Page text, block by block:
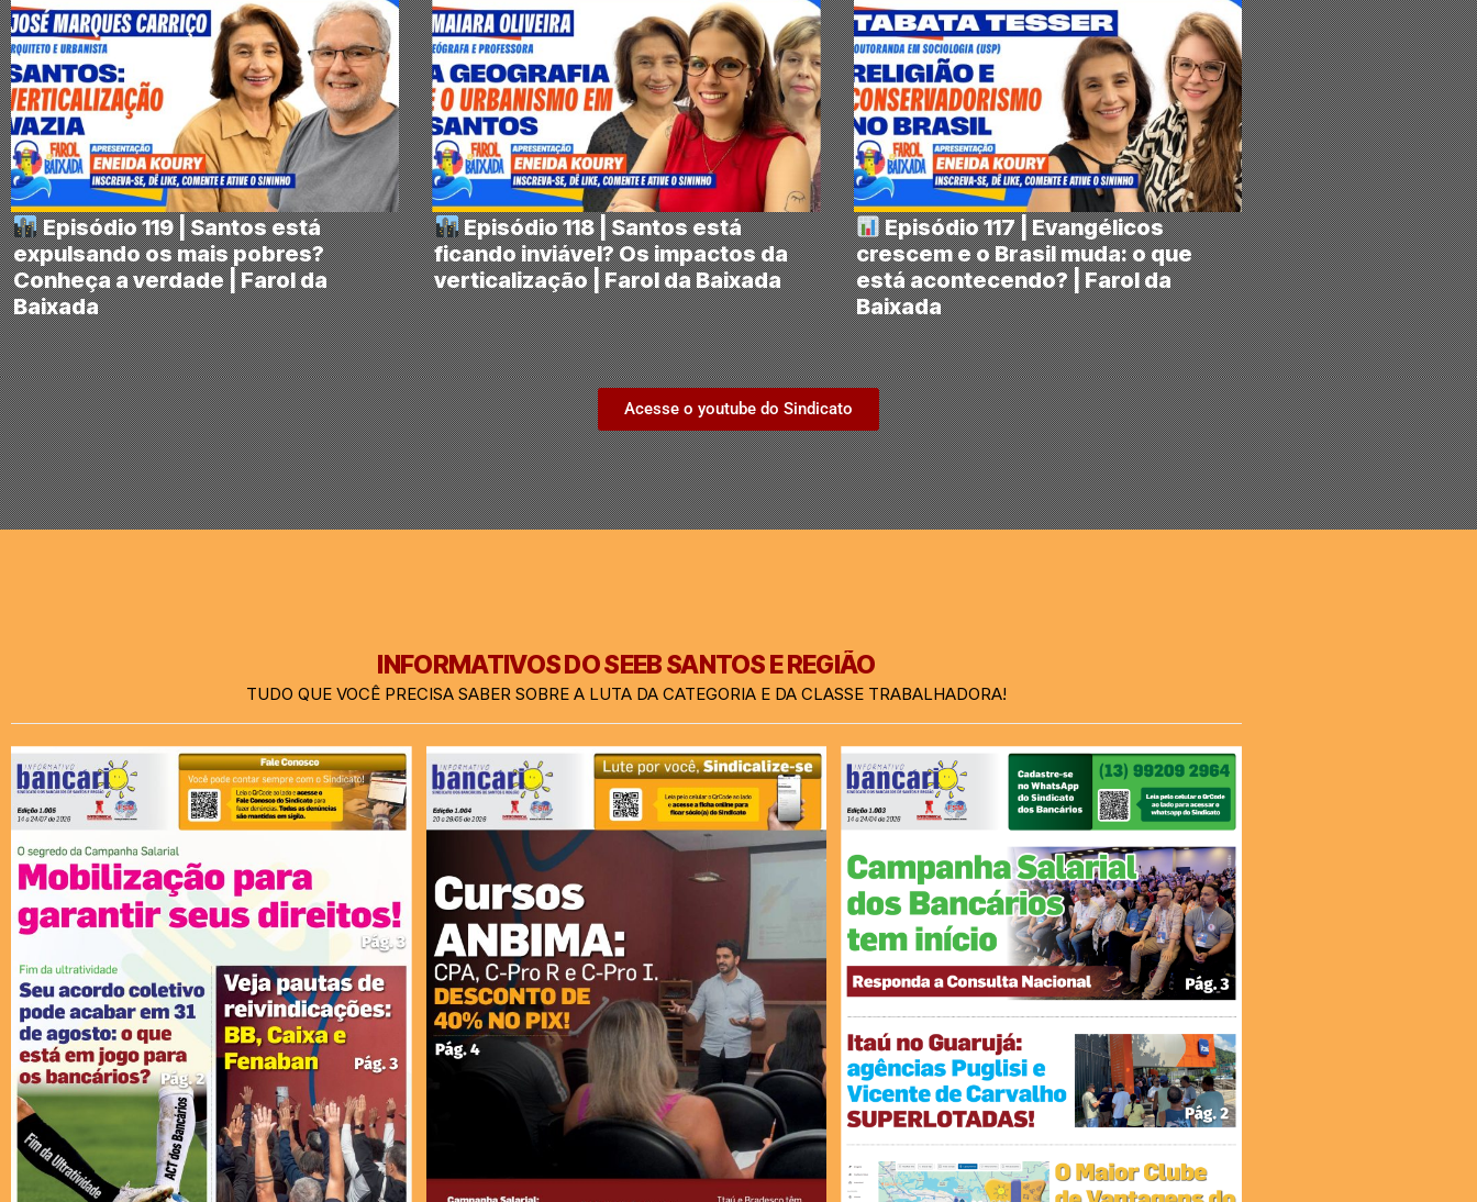
Episódio 119 | Santos está
expulsando os mais pobres?
Conheça a verdade | Farol da
Baixada
Episódio 118 | Santos está
ficando inviável? Os impactos da
verticalização | Farol da Baixada
Episódio 117 | Evangélicos
crescem e o Brasil muda: o que
está acontecendo? | Farol da
Baixada
Acesse o youtube do Sindicato
INFORMATIVOS DO SEEB SANTOS E REGIÃO
TUDO QUE VOCÊ PRECISA SABER SOBRE A LUTA DA CATEGORIA E DA CLASSE TRABALHADORA!